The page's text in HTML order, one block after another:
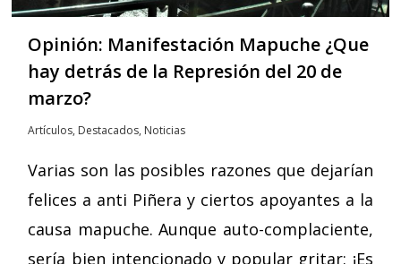
Opinión: Manifestación Mapuche ¿Que
hay detrás de la Represión del 20 de
marzo?
Artículos, Destacados, Noticias
Varias son las posibles razones que dejarían
felices a anti Piñera y ciertos apoyantes a la
causa mapuche. Aunque auto-complaciente,
sería bien intencionado y popular gritar: ¡Es